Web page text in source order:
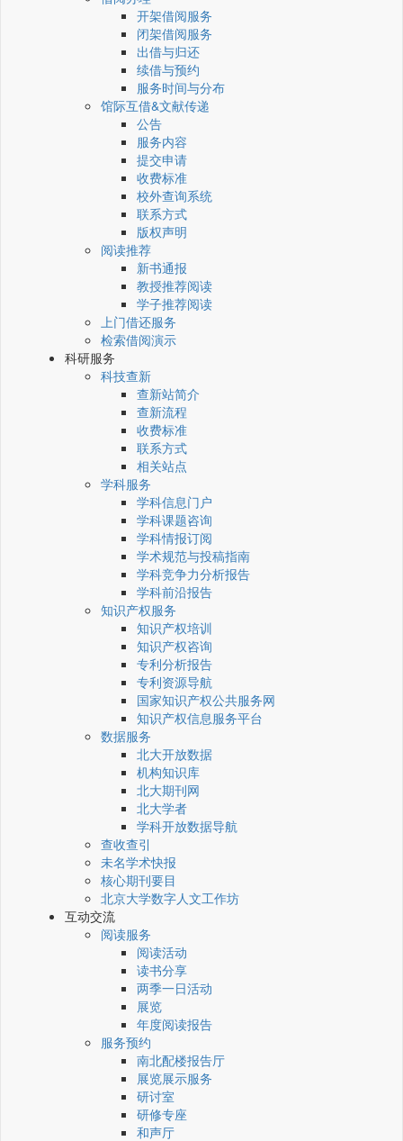
开架借阅服务
闭架借阅服务
出借与归还
续借与预约
服务时间与分布
馆际互借&文献传递
公告
服务内容
提交申请
收费标准
校外查询系统
联系方式
版权声明
阅读推荐
新书通报
教授推荐阅读
学子推荐阅读
上门借还服务
检索借阅演示
科研服务
科技查新
查新站简介
查新流程
收费标准
联系方式
相关站点
学科服务
学科信息门户
学科课题咨询
学科情报订阅
学术规范与投稿指南
学科竞争力分析报告
学科前沿报告
知识产权服务
知识产权培训
知识产权咨询
专利分析报告
专利资源导航
国家知识产权公共服务网
知识产权信息服务平台
数据服务
北大开放数据
机构知识库
北大期刊网
北大学者
学科开放数据导航
查收查引
未名学术快报
核心期刊要目
北京大学数字人文工作坊
互动交流
阅读服务
阅读活动
读书分享
两季一日活动
展览
年度阅读报告
服务预约
南北配楼报告厅
展览展示服务
研讨室
研修专座
和声厅